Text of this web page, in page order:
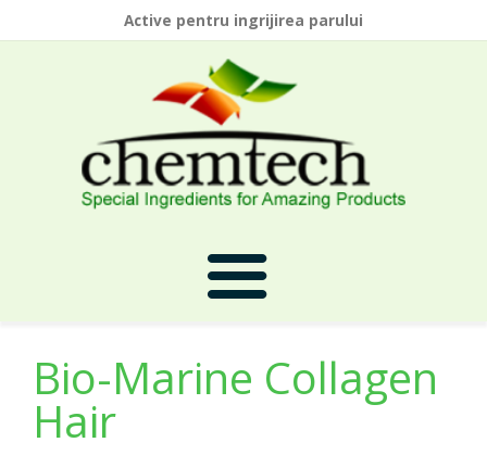
Active pentru ingrijirea parului
Prima Pagina
Bio-Marine Collagen
Hair